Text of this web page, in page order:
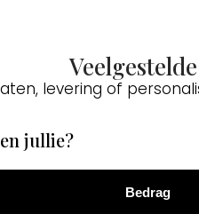
levering of
jullie?
Bedrag